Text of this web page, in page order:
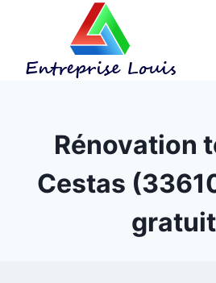
Rénovation
Cestas